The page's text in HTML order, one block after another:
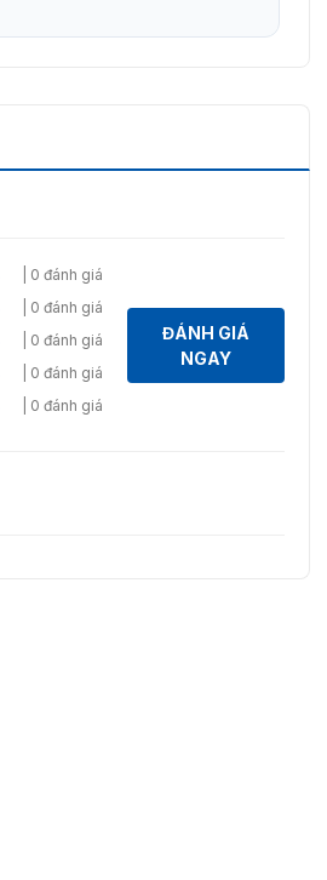
| 0 đánh giá
| 0 đánh giá
| 0 đánh giá
| 0 đánh giá
| 0 đánh giá
ĐÁNH GIÁ
NGAY